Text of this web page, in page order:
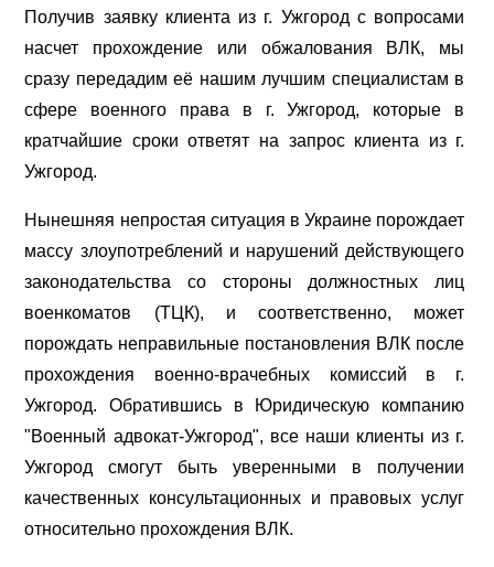
Получив заявку клиента из г. Ужгород с вопросами
насчет прохождение или обжалования ВЛК, мы
сразу передадим её нашим лучшим специалистам в
сфере военного права в г. Ужгород, которые в
кратчайшие сроки ответят на запрос клиента из г.
Ужгород.
Нынешняя непростая ситуация в Украине порождает
массу злоупотреблений и нарушений действующего
законодательства со стороны должностных лиц
военкоматов (ТЦК), и соответственно, может
порождать неправильные постановления ВЛК после
прохождения военно-врачебных комиссий в г.
Ужгород. Обратившись в Юридическую компанию
"Военный адвокат-Ужгород", все наши клиенты из г.
Ужгород смогут быть уверенными в получении
качественных консультационных и правовых услуг
относительно прохождения ВЛК.